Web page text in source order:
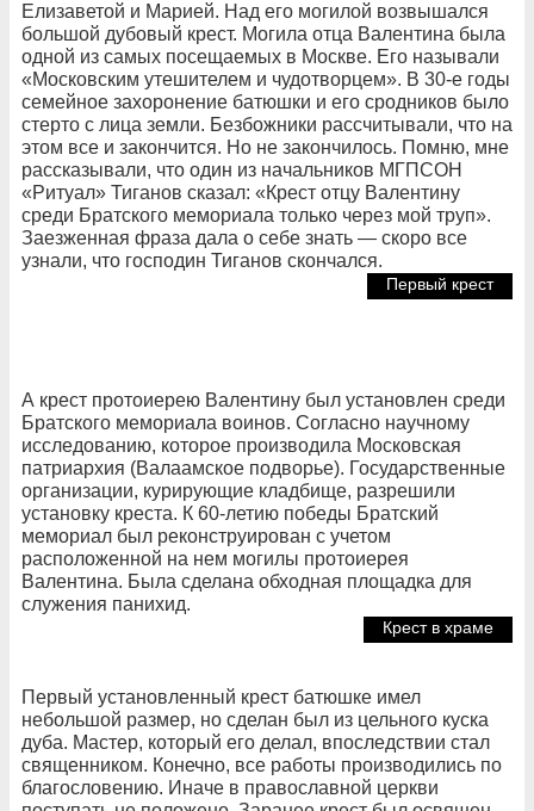
Елизаветой и Марией. Над его могилой возвышался
большой дубовый крест. Могила отца Валентина была
одной из самых посещаемых в Москве. Его называли
«Московским утешителем и чудотворцем». В 30-е годы
семейное захоронение батюшки и его сродников было
стерто с лица земли. Безбожники рассчитывали, что на
этом все и закончится. Но не закончилось. Помню, мне
рассказывали, что один из начальников МГПСОН
«Ритуал» Тиганов сказал: «Крест отцу Валентину
среди Братского мемориала только через мой труп».
Заезженная фраза дала о себе знать — скоро все
узнали, что господин Тиганов скончался.
Первый крест
А крест протоиерею Валентину был установлен среди
Братского мемориала воинов. Согласно научному
исследованию, которое производила Московская
патриархия (Валаамское подворье). Государственные
организации, курирующие кладбище, разрешили
установку креста. К 60-летию победы Братский
мемориал был реконструирован с учетом
расположенной на нем могилы протоиерея
Валентина. Была сделана обходная площадка для
служения панихид.
Крест в храме
Первый установленный крест батюшке имел
небольшой размер, но сделан был из цельного куска
дуба. Мастер, который его делал, впоследствии стал
священником. Конечно, все работы производились по
благословению. Иначе в православной церкви